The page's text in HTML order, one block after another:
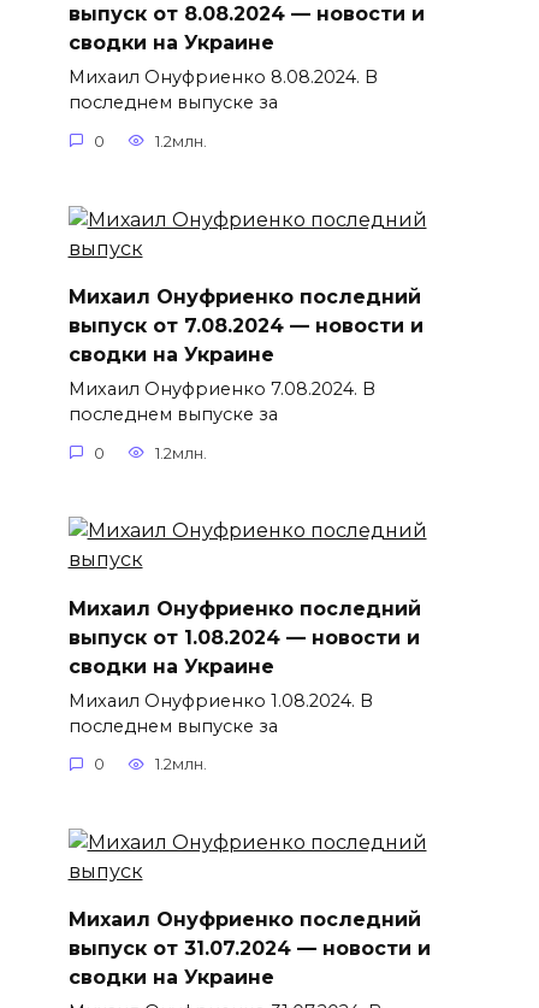
выпуск от 8.08.2024 — новости и
сводки на Украине
Михаил Онуфриенко 8.08.2024. В
последнем выпуске за
0 1.2млн.
Михаил Онуфриенко последний
выпуск от 7.08.2024 — новости и
сводки на Украине
Михаил Онуфриенко 7.08.2024. В
последнем выпуске за
0 1.2млн.
Михаил Онуфриенко последний
выпуск от 1.08.2024 — новости и
сводки на Украине
Михаил Онуфриенко 1.08.2024. В
последнем выпуске за
0 1.2млн.
Михаил Онуфриенко последний
выпуск от 31.07.2024 — новости и
сводки на Украине